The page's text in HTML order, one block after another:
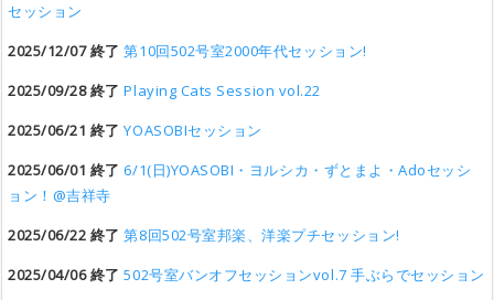
セッション
2025/12/07 終了 第10回502号室2000年代セッション!
2025/09/28 終了 Playing Cats Session vol.22
2025/06/21 終了 YOASOBIセッション
2025/06/01 終了 6/1(日)YOASOBI・ヨルシカ・ずとまよ・Adoセッシ
ョン！@吉祥寺
2025/06/22 終了 第8回502号室邦楽、洋楽プチセッション!
2025/04/06 終了 502号室バンオフセッションvol.7 手ぶらでセッション